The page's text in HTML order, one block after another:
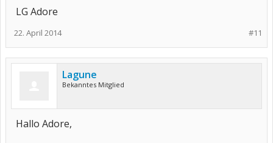
LG Adore
#11
22. April 2014
Lagune
Bekanntes Mitglied
Hallo Adore,